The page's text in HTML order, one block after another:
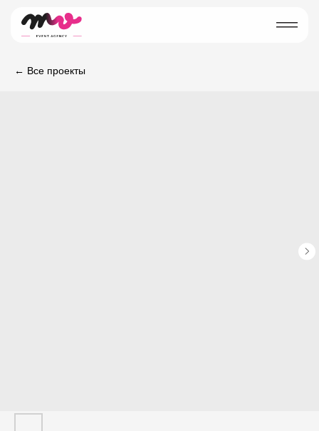
← Все проекты